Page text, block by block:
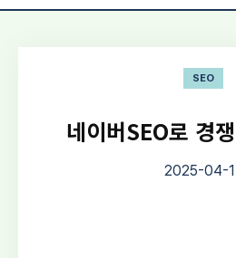
SEO
네이버SEO로 경
2025-04-